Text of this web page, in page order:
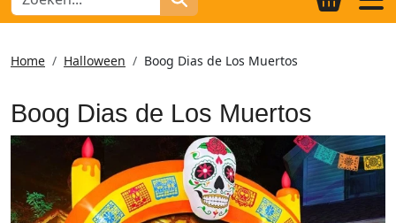
Home Halloween Boog Dias de Los Muertos
Boog Dias de Los Muertos